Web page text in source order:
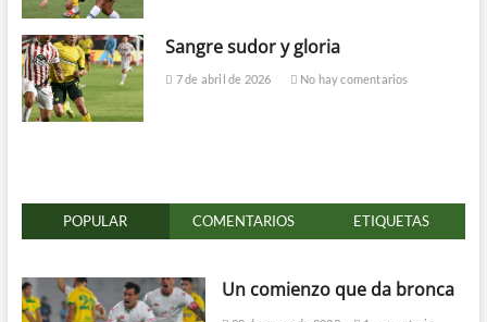
Sangre sudor y gloria
7 de abril de 2026 No hay comentarios
POPULAR COMENTARIOS ETIQUETAS
Un comienzo que da bronca